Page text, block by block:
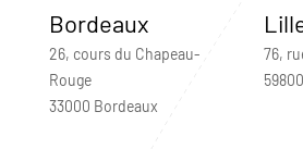
Bordeaux
26, cours du Chapeau-
Rouge
33000 Bordeaux
76,